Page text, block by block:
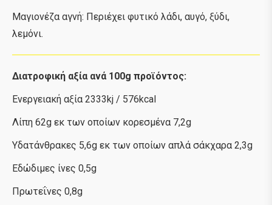
Μαγιονέζα αγνή: Περιέχει φυτικό λάδι, αυγό, ξύδι,
λεμόνι.
Διατροφική αξία ανά 100g προϊόντος:
Ενεργειακή αξία 2333kj / 576kcal
Λίπη 62g εκ των οποίων κορεσμένα 7,2g
Υδατάνθρακες 5,6g εκ των οποίων απλά σάκχαρα 2,3g
Εδώδιμες ίνες 0,5g
Πρωτεΐνες 0,8g